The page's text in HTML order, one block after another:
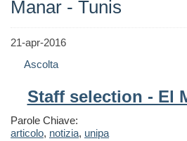
Manar - Tunis
21-apr-2016
Ascolta
Staff selection - El
Parole Chiave:
articolo, notizia, unipa